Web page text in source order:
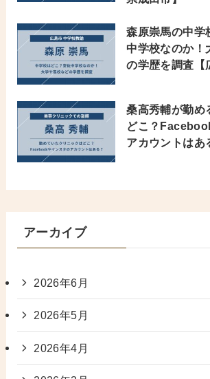
森原崇馬の中学
中学校なのか！
の学歴を調査【
桑高秀輔が勤め
どこ？
アカウントはあ
アーカイブ
2026年6月
2026年5月
2026年4月